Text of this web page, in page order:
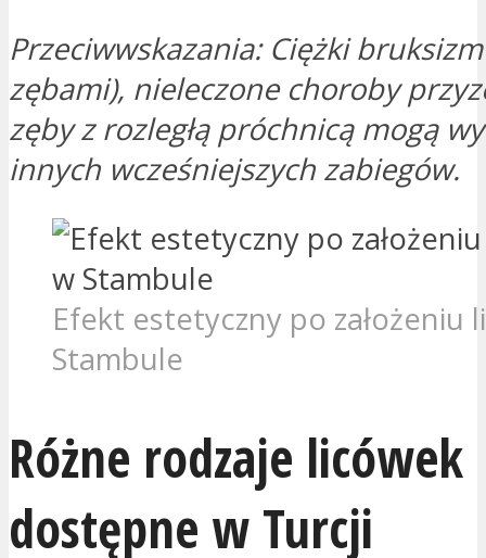
Przeciwwskazania: Ciężki
zębami), nieleczone choroby
zęby z rozległą próchnicą mogą
innych wcześniejszych zabiegów.
Efekt estetyczny po założeniu
Stambule
Różne rodzaje licówek
dostępne w Turcji